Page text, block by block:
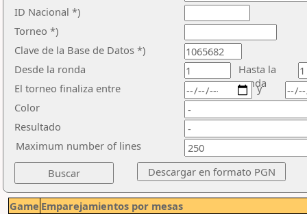
ID Nacional *)
Torneo *)
Clave de la Base de Datos *)
Desde la ronda
Hasta la
ronda
El torneo finaliza entre
Color
Resultado
y
Maximum number of lines
Game Emparejamientos por mesas